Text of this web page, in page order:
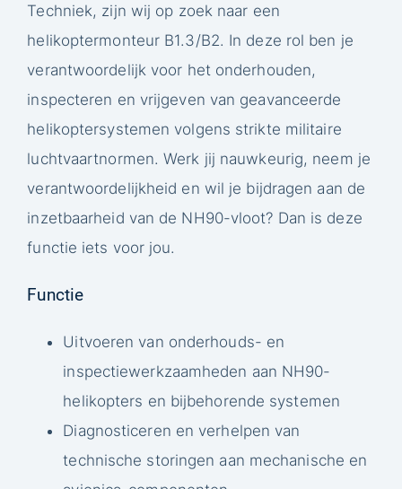
Techniek, zijn wij op zoek naar een
helikoptermonteur B1.3/B2. In deze rol ben je
verantwoordelijk voor het onderhouden,
inspecteren en vrijgeven van geavanceerde
helikoptersystemen volgens strikte militaire
luchtvaartnormen. Werk jij nauwkeurig, neem je
verantwoordelijkheid en wil je bijdragen aan de
inzetbaarheid van de NH90-vloot? Dan is deze
functie iets voor jou.
Functie
Uitvoeren van onderhouds- en
inspectiewerkzaamheden aan NH90-
helikopters en bijbehorende systemen
Diagnosticeren en verhelpen van
technische storingen aan mechanische en